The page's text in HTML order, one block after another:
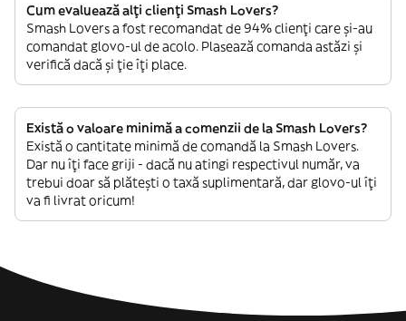
Cum evaluează alți clienți Smash Lovers?
Smash Lovers a fost recomandat de 94% clienți care și-au
comandat glovo-ul de acolo. Plasează comanda astăzi și
verifică dacă și ție îți place.
Există o valoare minimă a comenzii de la Smash Lovers?
Există o cantitate minimă de comandă la Smash Lovers.
Dar nu îți face griji - dacă nu atingi respectivul număr, va
trebui doar să plătești o taxă suplimentară, dar glovo-ul îți
va fi livrat oricum!